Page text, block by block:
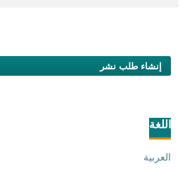
إنشاء طلب نشر
اللغة
العربية